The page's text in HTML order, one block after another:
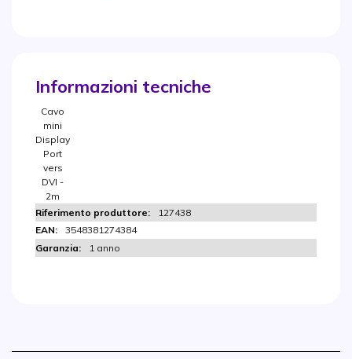
Informazioni tecniche
Cavo
mini
Display
Port
vers
DVI -
2m
127438
3548381274384
1 anno